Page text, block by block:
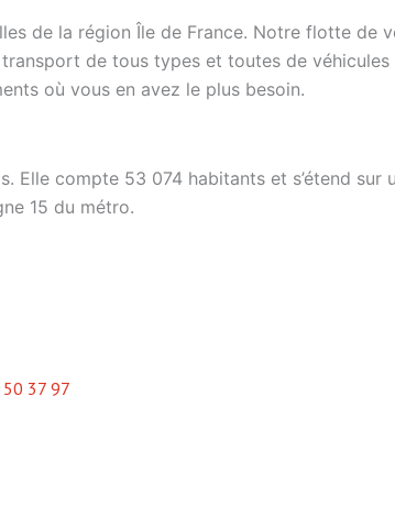
de la région Île de France. Notre flotte de
de tous types et toutes de véhicules
où vous en avez le plus besoin.
Elle compte 53 074 habitants et s’étend sur
15 du métro.
50 37 97